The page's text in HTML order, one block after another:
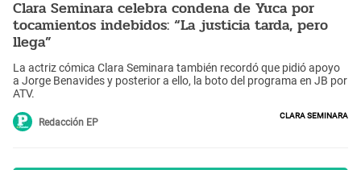
Clara Seminara celebra condena de Yuca por
tocamientos indebidos: “La justicia tarda, pero
llega”
La actriz cómica Clara Seminara también recordó que pidió apoyo
a Jorge Benavides y posterior a ello, la boto del programa en JB por
ATV.
Redacción EP
Clara Seminara